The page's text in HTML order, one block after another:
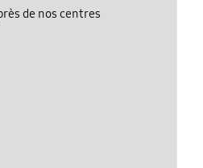
de nos centres